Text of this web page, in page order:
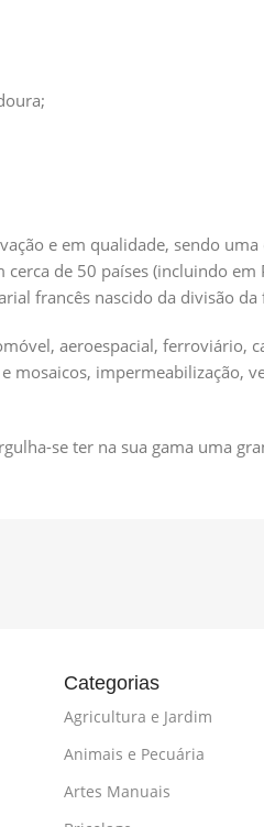
e em qualidade, sendo
cerca de 50 países (incluindo
francês nascido da divisão
aeroespacial, ferroviário,
mosaicos, impermeabilização,
se ter na sua gama uma
Categorias
Agricultura e Jardim
Animais e Pecuária
Artes Manuais